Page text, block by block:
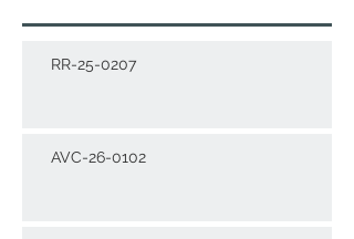
RR-25-0207
AVC-26-0102